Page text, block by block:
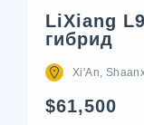
LiXiang
гибрид
Xi'An,
$61,500